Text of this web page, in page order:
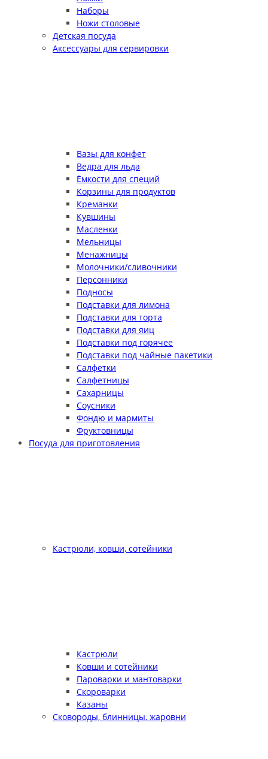
Наборы
Ножи столовые
Детская посуда
Аксессуары для сервировки
Вазы для конфет
Ведра для льда
Ёмкости для специй
Корзины для продуктов
Креманки
Кувшины
Масленки
Мельницы
Менажницы
Молочники/сливочники
Персонники
Подносы
Подставки для лимона
Подставки для торта
Подставки для яиц
Подставки под горячее
Подставки под чайные пакетики
Салфетки
Салфетницы
Сахарницы
Соусники
Фондю и мармиты
Фруктовницы
Посуда для приготовления
Кастрюли, ковши, сотейники
Кастрюли
Ковши и сотейники
Пароварки и мантоварки
Скороварки
Казаны
Сковороды, блинницы, жаровни